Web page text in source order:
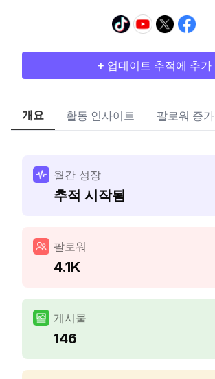
+ 업데이트 추적에 추가
개요 활동 인사이트 팔로워 증가
월간 성장
추적 시작됨
팔로워
4.1K
게시물
146